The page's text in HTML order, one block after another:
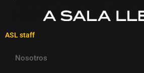
ASL staff
Nosotros